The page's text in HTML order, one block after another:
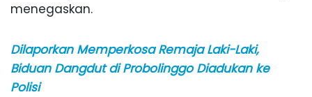
menegaskan.
Dilaporkan Memperkosa Remaja Laki-Laki,
Biduan Dangdut di Probolinggo Diadukan ke
Polisi